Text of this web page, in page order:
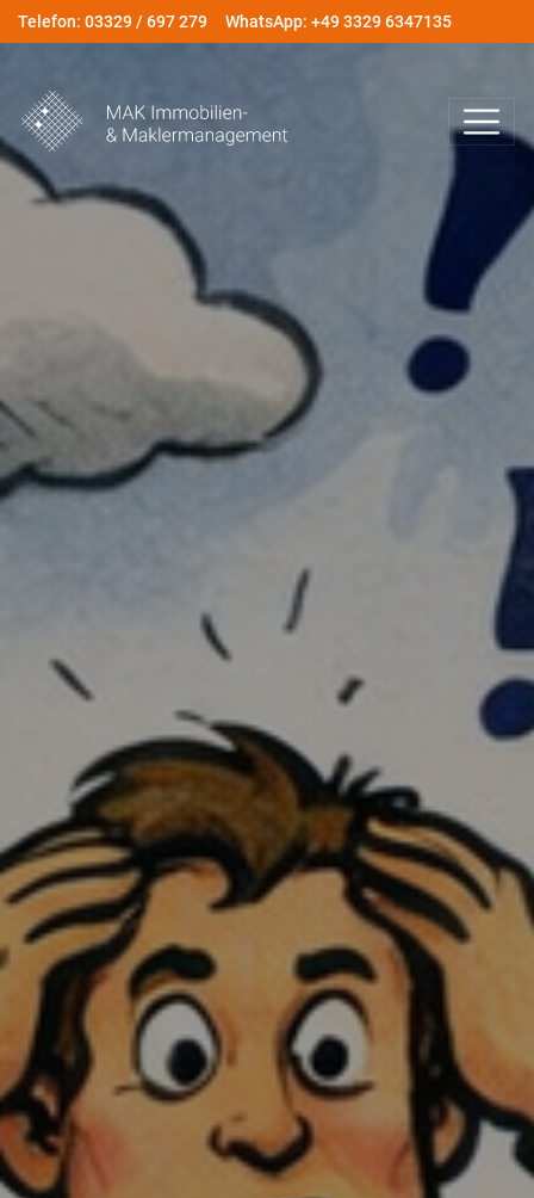
Telefon: 03329 / 697 279 WhatsApp: +49 3329 6347135